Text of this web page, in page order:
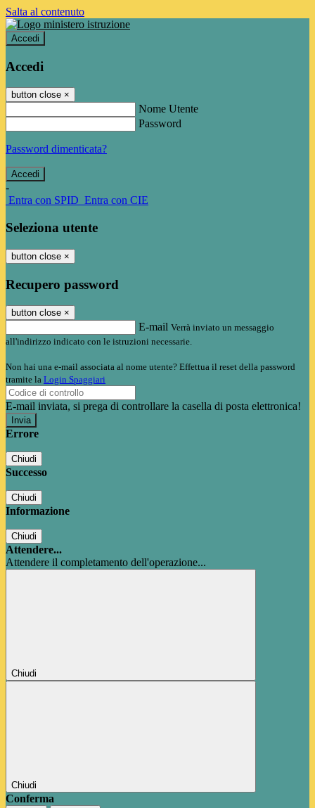
Salta al contenuto
Accedi
Accedi
button close ×
Nome Utente
Password
Password dimenticata?
-
Entra con SPID Entra con CIE
Seleziona utente
button close ×
Recupero password
button close ×
E-mail Verrà inviato un messaggio
all'indirizzo indicato con le istruzioni necessarie.
Non hai una e-mail associata al nome utente? Effettua il reset della password
tramite la Login Spaggiari
E-mail inviata, si prega di controllare la casella di posta elettronica!
Errore
Chiudi
Successo
Chiudi
Informazione
Chiudi
Attendere...
Attendere il completamento dell'operazione...
Chiudi
Chiudi
Conferma